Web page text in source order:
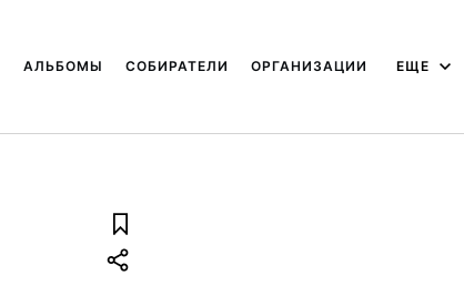
АЛЬБОМЫ СОБИРАТЕЛИ ОРГАНИЗАЦИИ ЕЩЕ